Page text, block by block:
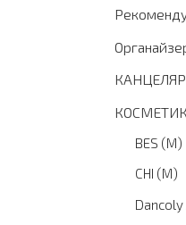
BES (M)
CHI (M)